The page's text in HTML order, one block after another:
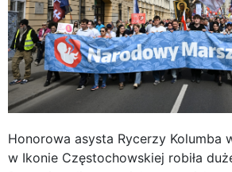
Honorowa asysta Rycerzy Kolumba
w Ikonie Częstochowskiej robiła